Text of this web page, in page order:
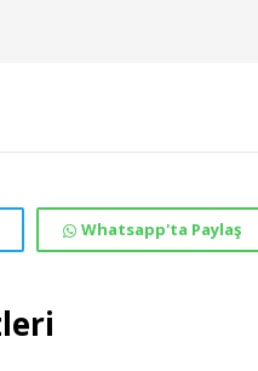
Whatsapp'ta Paylaş